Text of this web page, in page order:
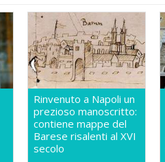
Rinvenuto a Napoli un
prezioso manoscritto:
contiene mappe del
Barese risalenti al XVI
secolo